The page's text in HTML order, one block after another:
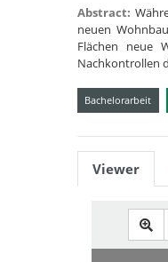
Abstract:
neuen
Flächen neue
Nachkontrollen
Bachelorarbeit
Viewer